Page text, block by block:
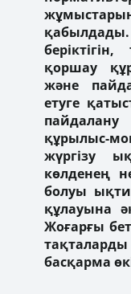
қоршау
және
етуге
жүргізу
көлденең
болуы
құлауына
Жоғарғы
басқарма